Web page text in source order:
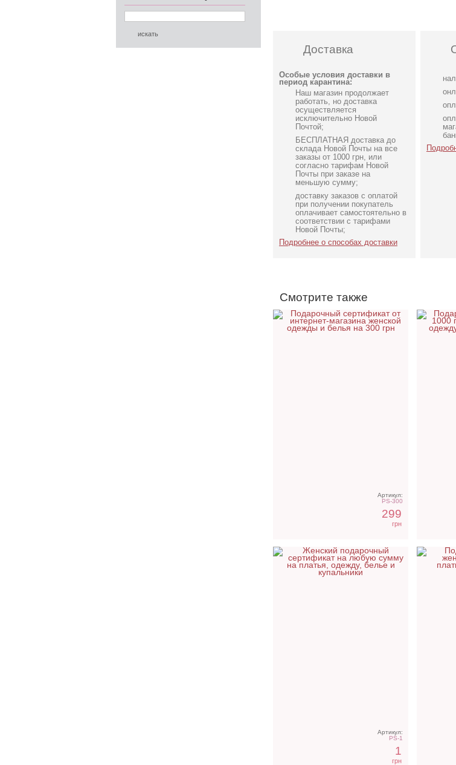
Доставка
Особые условия доставки в
период карантина:
Наш магазин продолжает
работать, но доставка
осуществляется
исключительно Новой
Почтой;
БЕСПЛАТНАЯ доставка до
склада Новой Почты на все
заказы от 1000 грн, или
согласно тарифам Новой
Почты при заказе на
меньшую сумму;
доставку заказов с оплатой
при получении покупатель
оплачивает самостоятельно в
соответствии с тарифами
Новой Почты;
Подробнее о способах доставки
Смотрите также
Подарочный сертификат
на 300 грн
Артикул:
PS-300
299
грн
Артикул:
PS-1
1
грн